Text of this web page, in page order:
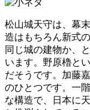
松山城天守は、幕
造はもちろん新式
同じ城の建物か、
います。野原櫓と
だそうです。加藤
のひとつです。一
な構造で、日本に